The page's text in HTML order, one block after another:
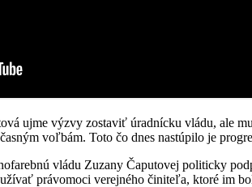
ujme výzvy zostaviť úradnícku vládu, ale
voľbám. Toto čo dnes nastúpilo je
vládu Zuzany Čaputovej politicky
právomoci verejného činiteľa, ktoré im